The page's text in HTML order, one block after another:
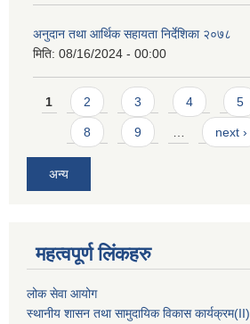
अनुदान तथा आर्थिक सहायता निर्देशिका २०७८
मिति: 08/16/2024 - 00:00
Pages
1 2 3 4 5
8 9 … next ›
अन्य
महत्वपूर्ण लिंकहरु
लोक सेवा आयोग
स्थानीय शासन तथा सामुदायिक विकास कार्यक्रम(II)